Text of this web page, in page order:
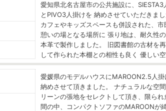
愛知県北名古屋市の公共施設に、SIESTA3
とPIVO3人掛けを 納めさせていただきまし
カフェやキッズスペースも併設された、市
憩いの場となる場所に 張り地は、耐久性
本革で製作しました。 旧図書館の古材を
して作られた本棚との相性も良く 優しい
愛媛県のモデルハウスにMAROON2.5人掛
納めさせて頂きました。 ナチュラルな空
リーンの張地をセレクトして頂き、限られ
間の中、コンパクトソファのMAROONが